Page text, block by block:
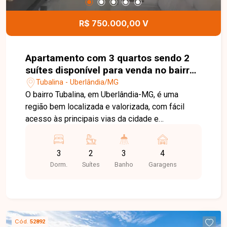
casa.
R$ 750.000,00 V
Apartamento com 3 quartos sendo 2
suítes disponível para venda no bairro
Tubalina em Uberlândia-MG
Tubalina - Uberlândia/MG
O bairro Tubalina, em Uberlândia-MG, é uma
região bem localizada e valorizada, com fácil
acesso às principais vias da cidade e
infraestrutura de comércios, escolas,
supermercados e serviços, proporcionando
praticidade e qualidade de vida. Excelente
ampla, 03 quartos, sendo 02 suítes, banheiro
3
Dorm.
2
Suítes
3
Banho
4
Garagens
Cód. 52892